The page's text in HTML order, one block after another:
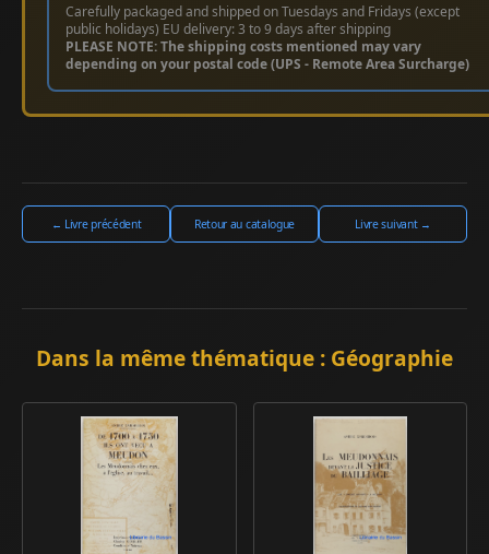
Carefully packaged and shipped on Tuesdays and Fridays (except
public holidays) EU delivery: 3 to 9 days after shipping
PLEASE NOTE: The shipping costs mentioned may vary
depending on your postal code (UPS - Remote Area Surcharge)
← Livre précédent Retour au catalogue Livre suivant →
Dans la même thématique : Géographie